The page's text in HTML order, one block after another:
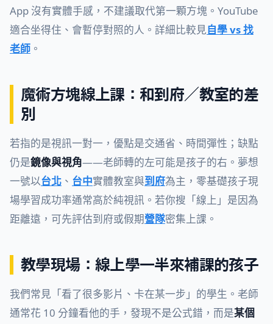
App 沒有實體手感，不建議取代第一顆方塊。YouTube
適合坐得住、會暫停對照的人。詳細比較見自學 vs 找
老師 。
魔術方塊線上課：和到府／教室的差
別
若指的是視訊一對一，優點是交通省、時間彈性；缺點
仍是鏡像與視角——老師轉的左可能是孩子的右。夢想
一號以台北 、 台中實體教室與到府為主，零基礎孩子現
場學習成功率通常高於純視訊。若你搜「線上」是因為
距離遠，可先評估到府或假期營隊密集上課。
教學現場：線上學一半來補課的孩子
我們常見「看了很多影片、卡在某一步」的學生。老師
通常花 10 分鐘看他的手，發現不是公式錯，而是某個